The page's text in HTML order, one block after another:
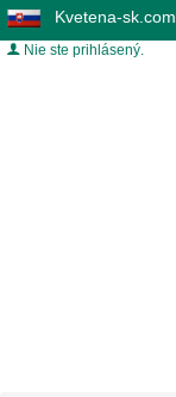
Kvetena-sk.com
Nie ste prihlásený.